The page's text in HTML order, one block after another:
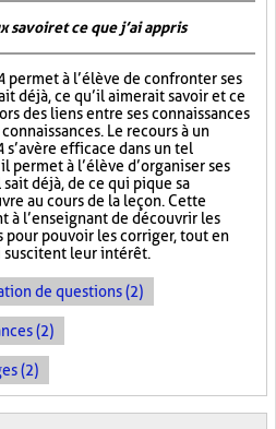
savoir et ce que j’ai appris
permet à l’élève de confronter ses
déjà, ce qu’il aimerait savoir et ce
des liens entre ses connaissances
Le recours à un
s’avère efficace dans un tel
permet à l’élève d’organiser ses
déjà, de ce qui pique sa
au cours de la leçon. Cette
l’enseignant de découvrir les
pour pouvoir les corriger, tout en
suscitent leur intérêt.
de questions (2)
(2)
(2)